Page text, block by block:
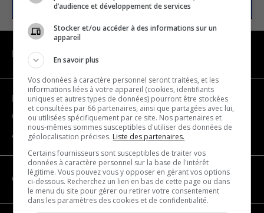
NAVIGATION
Become a partner
Contact us
About us
CATEGORIES
d’audience et développement de services
Stocker et/ou accéder à des informations sur un
appareil
En savoir plus
Vos données à caractère personnel seront traitées, et les
informations liées à votre appareil (cookies, identifiants
uniques et autres types de données) pourront être stockées
et consultées par 66 partenaires, ainsi que partagées avec lui,
ou utilisées spécifiquement par ce site. Nos partenaires et
nous-mêmes sommes susceptibles d'utiliser des données de
géolocalisation précises. Liste des partenaires.
Certains fournisseurs sont susceptibles de traiter vos
données à caractère personnel sur la base de l'intérêt
légitime. Vous pouvez vous y opposer en gérant vos options
ci-dessous. Recherchez un lien en bas de cette page ou dans
le menu du site pour gérer ou retirer votre consentement
dans les paramètres des cookies et de confidentialité.